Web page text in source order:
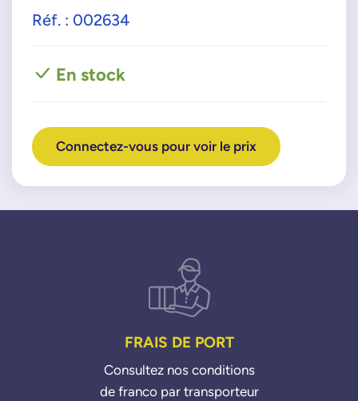
Réf. : 002634
En stock
Connectez-vous pour voir le prix
FRAIS DE PORT
Consultez nos conditions
de franco par transporteur